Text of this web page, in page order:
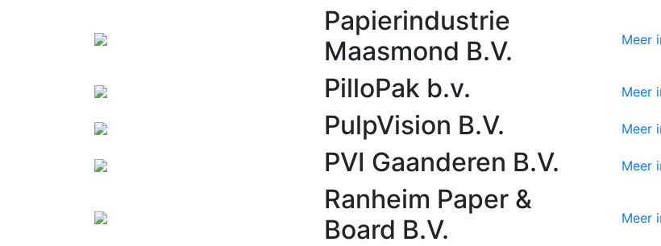
Papierindustrie
Maasmond B.V.
Meer
PilloPak b.v. Meer
PulpVision B.V. Meer
PVI Gaanderen B.V. Meer
Ranheim Paper &
Board B.V.
Meer